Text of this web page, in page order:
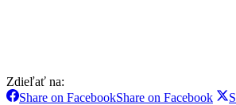
Zdieľať na:
Share on FacebookShare on Facebook